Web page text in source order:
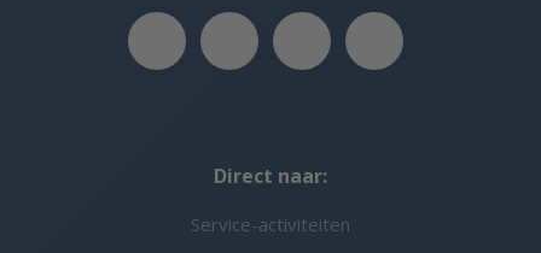
Direct naar:
Service-activiteiten